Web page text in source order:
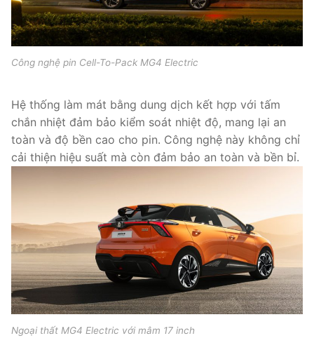
Công nghệ pin Cell-To-Pack MG4 Electric
Hệ thống làm mát bằng dung dịch kết hợp với tấm
chắn nhiệt đảm bảo kiểm soát nhiệt độ, mang lại an
toàn và độ bền cao cho pin. Công nghệ này không chỉ
cải thiện hiệu suất mà còn đảm bảo an toàn và bền bỉ.
Ngoại thất MG4 Electric với mâm 17 inch